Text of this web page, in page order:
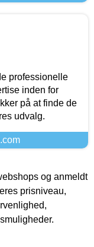
professionelle
inden for
på at finde de
udvalg.
og anmeldt
prisniveau,